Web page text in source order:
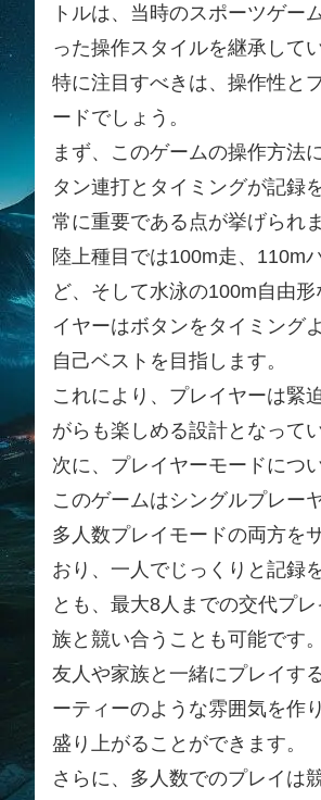
トルは、当時のスポーツゲー
った操作スタイルを継承して
特に注目すべきは、操作性と
ードでしょう。
まず、このゲームの操作方法
タン連打とタイミングが記録
常に重要である点が挙げられま
陸上種目では100m走、110m
ど、そして水泳の100m自由
イヤーはボタンをタイミング
自己ベストを目指します。
これにより、プレイヤーは緊
がらも楽しめる設計となって
次に、プレイヤーモードにつ
このゲームはシングルプレー
多人数プレイモードの両方を
おり、一人でじっくりと記録
とも、最大8人までの交代プ
族と競い合うことも可能です。
友人や家族と一緒にプレイす
ーティーのような雰囲気を作
盛り上がることができます。
さらに、多人数でのプレイは